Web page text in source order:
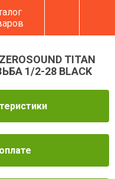
TITAN
1/2-28 BLACK